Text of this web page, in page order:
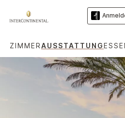
ZIMMERAUSSTATTUNG